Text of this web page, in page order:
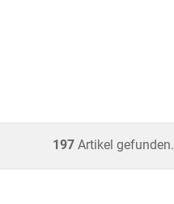
197 Artikel gefunden.